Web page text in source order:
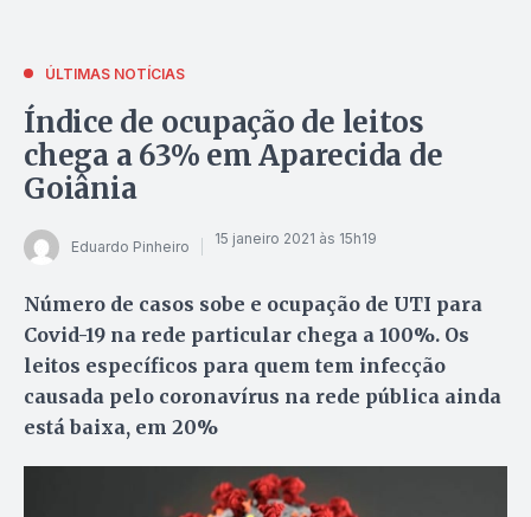
ÚLTIMAS NOTÍCIAS
Índice de ocupação de leitos
chega a 63% em Aparecida de
Goiânia
Eduardo Pinheiro 15 janeiro 2021 às 15h19
Número de casos sobe e ocupação de UTI para
Covid-19 na rede particular chega a 100%. Os
leitos específicos para quem tem infecção
causada pelo coronavírus na rede pública ainda
está baixa, em 20%